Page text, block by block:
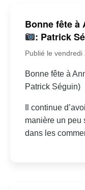
Bonne fête à
: Patrick
Publié le
Bonne fête à
Patrick Séguin)
Il continue
manière un peu
dans les